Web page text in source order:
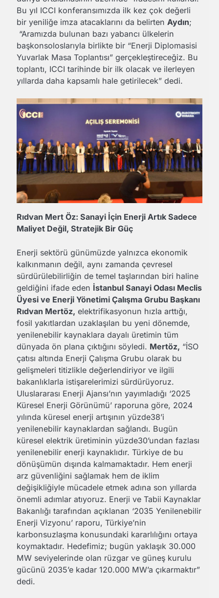
Bu yıl ICCI konferansımızda ilk kez çok değerli
bir yeniliğe imza atacaklarını da belirten Aydın;
“Aramızda bulunan bazı yabancı ülkelerin
başkonsoloslarıyla birlikte bir “Enerji Diplomasisi
Yuvarlak Masa Toplantısı” gerçekleştireceğiz. Bu
toplantı, ICCI tarihinde bir ilk olacak ve ilerleyen
yıllarda daha kapsamlı hale getirilecek” dedi.
Rıdvan Mert Öz: Sanayi İçin Enerji Artık Sadece
Maliyet Değil, Stratejik Bir Güç
Enerji sektörü günümüzde yalnızca ekonomik
kalkınmanın değil, aynı zamanda çevresel
sürdürülebilirliğin de temel taşlarından biri haline
geldiğini ifade eden İstanbul Sanayi Odası Meclis
Üyesi ve Enerji Yönetimi Çalışma Grubu Başkanı
Rıdvan Mertöz, elektrifikasyonun hızla arttığı,
fosil yakıtlardan uzaklaşılan bu yeni dönemde,
yenilenebilir kaynaklara dayalı üretimin tüm
dünyada ön plana çıktığını söyledi. Mertöz, “İSO
çatısı altında Enerji Çalışma Grubu olarak bu
gelişmeleri titizlikle değerlendiriyor ve ilgili
bakanlıklarla istişarelerimizi sürdürüyoruz.
Uluslararası Enerji Ajansı’nın yayımladığı ‘2025
Küresel Enerji Görünümü’ raporuna göre, 2024
yılında küresel enerji artışının yüzde38’i
yenilenebilir kaynaklardan sağlandı. Bugün
küresel elektrik üretiminin yüzde30’undan fazlası
yenilenebilir enerji kaynaklıdır. Türkiye de bu
dönüşümün dışında kalmamaktadır. Hem enerji
arz güvenliğini sağlamak hem de iklim
değişikliğiyle mücadele etmek adına son yıllarda
önemli adımlar atıyoruz. Enerji ve Tabii Kaynaklar
Bakanlığı tarafından açıklanan ‘2035 Yenilenebilir
Enerji Vizyonu’ raporu, Türkiye’nin
karbonsuzlaşma konusundaki kararlılığını ortaya
koymaktadır. Hedefimiz; bugün yaklaşık 30.000
MW seviyelerinde olan rüzgar ve güneş kurulu
gücünü 2035’e kadar 120.000 MW’a çıkarmaktır”
dedi.